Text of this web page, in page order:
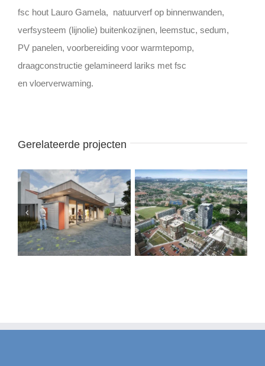
fsc hout Lauro Gamela, natuurverf op binnenwanden,
verfsysteem (lijnolie) buitenkozijnen, leemstuc, sedum,
PV panelen, voorbereiding voor warmtepomp,
draagconstructie gelamineerd lariks met fsc
en vloerverwaming.
Gerelateerde projecten